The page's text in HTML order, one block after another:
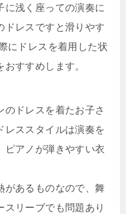
に浅く座っての演奏に
ドレスですと滑りやす
にドレスを着用した状
すすめします。
のドレスを着たお子さ
レススタイルは演奏を
ピアノが弾きやすい衣
があるものなので、舞
リーブでも問題あり